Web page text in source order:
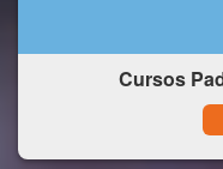
Cursos